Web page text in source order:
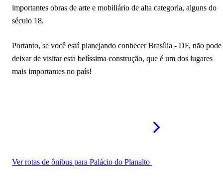
importantes obras de arte e mobiliário de alta categoria, alguns do
século 18.
Portanto, se você está planejando conhecer Brasília - DF, não pode
deixar de visitar esta belíssima construção, que é um dos lugares
mais importantes no país!
Ver rotas de ônibus para Palácio do Planalto